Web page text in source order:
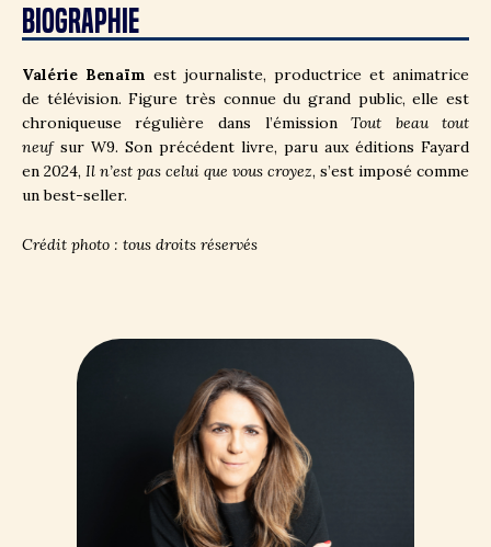
BIOGRAPHIE
Valérie Benaïm est journaliste, productrice et animatrice
de télévision. Figure très connue du grand public, elle est
chroniqueuse régulière dans l’émissionTout beau tout
neufsur W9. Son précédent livre, paru aux éditions Fayard
en 2024, Il n’est pas celui que vous croyez, s’est imposé comme
un best-seller.
Crédit photo : tous droits réservés